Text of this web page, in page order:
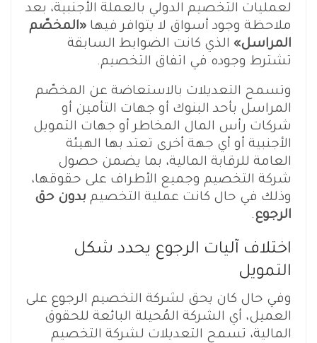
لعمليات التخصيم الدولي بالعملة الأجنبية، بعد
ملاحظة وجود أسواق لا يتوافر فيها «المخصّم
المراسل» الذي كانت الضوابط السابقة
تشترط وجوده في اتفاق التخصيم.
وتسمح التعديلات بالاستعاضة عن المخصّم
المراسل بأحد البنوك أو جهات التأمين أو
شركات رأس المال المخاطر أو جهات التمويل
الأجنبية أو أي جهة أخرى تعتد بها الهيئة
العامة للرقابة المالية، بما يضمن حصول
شركة التخصيم وجميع الأطراف على حقوقها،
وذلك في حال كانت عملية التخصيم بدون حق
الرجوع.
اختلاف آليات الرجوع يحدد شكل
التمويل
وفي حال كان يحق لشركة التخصيم الرجوع على
العميل، أي الشركة المُحيلة البائعة للحقوق
المالية، تسمح التعديلات لشركة التخصيم